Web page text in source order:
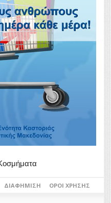
ΔΙΑΦΉΜΙΣΗ ΌΡΟΙ ΧΡΉΣΗΣ